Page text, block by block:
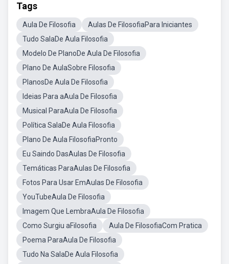
Tags
Aula De Filosofia
Aulas De FilosofiaPara Iniciantes
Tudo SalaDe Aula Filosofia
Modelo De PlanoDe Aula De Filosofia
Plano De AulaSobre Filosofia
PlanosDe Aula De Filosofia
Ideias Para aAula De Filosofia
Musical ParaAula De Filosofia
Política SalaDe Aula Filosofia
Plano De Aula FilosofiaPronto
Eu Saindo DasAulas De Filosofia
Temáticas ParaAulas De Filosofia
Fotos Para Usar EmAulas De Filosofia
YouTubeAula De Filosofia
Imagem Que LembraAula De Filosofia
Como Surgiu aFilosofia
Aula De FilosofiaCom Pratica
Poema ParaAula De Filosofia
Tudo Na SalaDe Aula Filosofia